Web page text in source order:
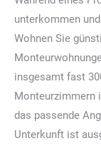
unterkommen
Wohnen Sie
insgesamt fast
Monteurzimmern
das passende
Unterkunft ist